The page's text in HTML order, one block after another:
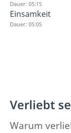
Dauer: 05:15
Einsamkeit
Dauer: 05:05
Verliebt
Warum